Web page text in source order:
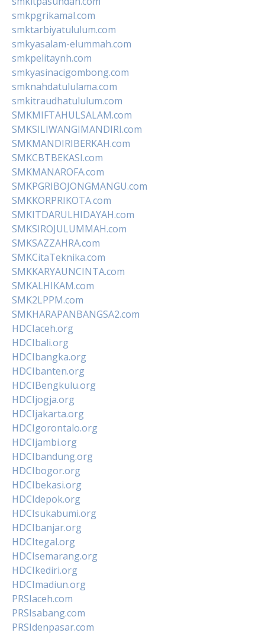
smkpgrikamal.com
smktarbiyatululum.com
smkyasalam-elummah.com
smkpelitaynh.com
smkyasinacigombong.com
smknahdatululama.com
smkitraudhatululum.com
SMKMIFTAHULSALAM.com
SMKSILIWANGIMANDIRI.com
SMKMANDIRIBERKAH.com
SMKCBTBEKASI.com
SMKMANAROFA.com
SMKPGRIBOJONGMANGU.com
SMKKORPRIKOTA.com
SMKITDARULHIDAYAH.com
SMKSIROJULUMMAH.com
SMKSAZZAHRA.com
SMKCitaTeknika.com
SMKKARYAUNCINTA.com
SMKALHIKAM.com
SMK2LPPM.com
SMKHARAPANBANGSA2.com
HDCIaceh.org
HDCIbali.org
HDCIbangka.org
HDCIbanten.org
HDCIBengkulu.org
HDCIjogja.org
HDCIjakarta.org
HDCIgorontalo.org
HDCIjambi.org
HDCIbandung.org
HDCIbogor.org
HDCIbekasi.org
HDCIdepok.org
HDCIsukabumi.org
HDCIbanjar.org
HDCItegal.org
HDCIsemarang.org
HDCIkediri.org
HDCImadiun.org
PRSIaceh.com
PRSIsabang.com
PRSIdenpasar.com